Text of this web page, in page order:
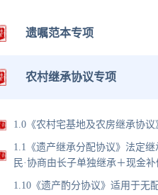
遗嘱范本专项
农村继承协议专项
1.0《农村宅基地及农房继承协
1.1《遗产继承分配协议》法定
民·协商由长子单独继承＋现金补
1.10《遗产酌分协议》适用于无